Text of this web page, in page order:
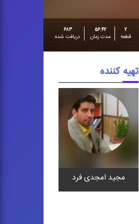
۲
قطعه
۵۶:۴۲
مدت زمان
۶۸۳
دریافت شده
تهیه کننده
مجید امجدی فرد